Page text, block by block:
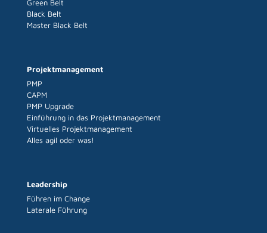
Green Belt
Black Belt
Master Black Belt
Projektmanagement
PMP
CAPM
PMP Upgrade
Einführung in das Projektmanagement
Virtuelles Projektmanagement
Alles agil oder was!
Leadership
Führen im Change
Laterale Führung